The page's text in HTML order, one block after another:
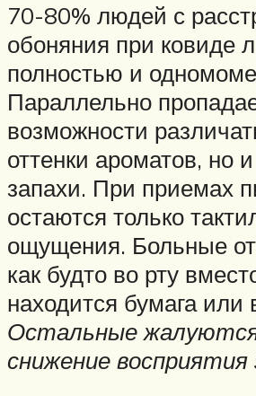
70-80% людей с
обоняния при ковиде
полностью и
Параллельно
возможности
оттенки ароматов, но
запахи. При приемах
остаются только
ощущения. Больные
как будто во рту
находится бумага или
Остальные
снижение восприятия